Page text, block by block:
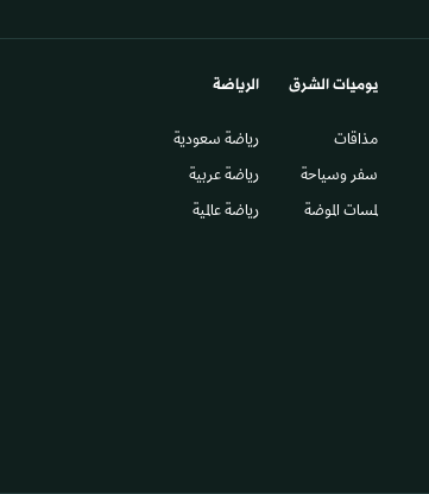
يوميات الشرق​
مذاقات
سفر وسياحة
لمسات الموضة
الرياضة
رياضة سعودية
رياضة عربية
رياضة عالمية